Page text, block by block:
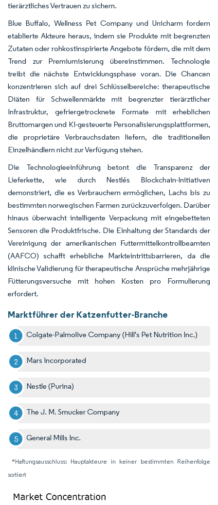
tierärztliches Vertrauen zu sichern.
Blue Buffalo, Wellness Pet Company und Unicharm fordern
etablierte Akteure heraus, indem sie Produkte mit begrenzten
Zutaten oder rohkostinspirierte Angebote fördern, die mit dem
Trend zur Premiumisierung übereinstimmen. Technologie
treibt die nächste Entwicklungsphase voran. Die Chancen
konzentrieren sich auf drei Schlüsselbereiche: therapeutische
Diäten für Schwellenmärkte mit begrenzter tierärztlicher
Infrastruktur, gefriergetrocknete Formate mit erheblichen
Bruttomargen und KI-gesteuerte Personalisierungsplattformen,
die proprietäre Verbrauchsdaten liefern, die traditionellen
Einzelhändlern nicht zur Verfügung stehen.
Die Technologieeinführung betont die Transparenz der
Lieferkette, wie durch Nestlés Blockchain-Initiativen
demonstriert, die es Verbrauchern ermöglichen, Lachs bis zu
bestimmten norwegischen Farmen zurückzuverfolgen. Darüber
hinaus überwacht intelligente Verpackung mit eingebetteten
Sensoren die Produktfrische. Die Einhaltung der Standards der
Vereinigung der amerikanischen Futtermittelkontrollbeamten
(AAFCO) schafft erhebliche Markteintrittsbarrieren, da die
klinische Validierung für therapeutische Ansprüche mehrjährige
Fütterungsversuche mit hohen Kosten pro Formulierung
erfordert.
Marktführer der Katzenfutter-Branche
Colgate-Palmolive Company (Hill's Pet Nutrition Inc.)
Mars Incorporated
Nestle (Purina)
The J. M. Smucker Company
General Mills Inc.
*Haftungsausschluss: Hauptakteure in keiner bestimmten Reihenfolge
sortiert